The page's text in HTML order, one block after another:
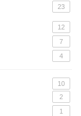
23
12
7
4
10
2
1